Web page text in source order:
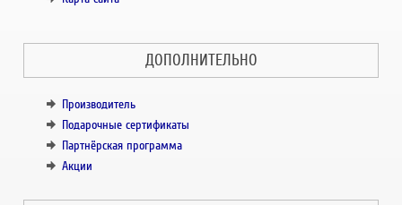
ДОПОЛНИТЕЛЬНО
Производитель
Подарочные сертификаты
Партнёрская программа
Акции